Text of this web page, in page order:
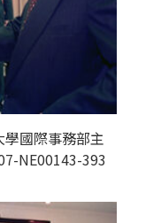
國際事務部主
NE00143-393